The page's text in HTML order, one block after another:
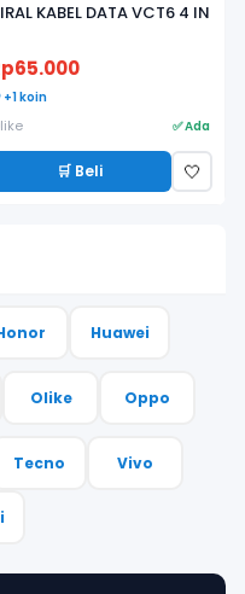
KABEL DATA VCT6 4 IN
+1 koin
✅ Ada
🛒 Beli 🤍
Huawei
Olike Oppo
Tecno Vivo